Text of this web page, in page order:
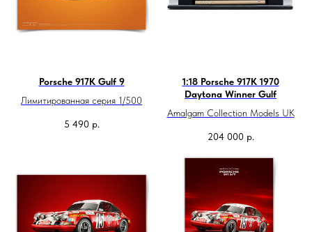
Porsche 917K Gulf 9
Лимитированная серия 1/500
5 490 р.
1:18 Porsche 917K 1970
Daytona Winner Gulf
Amalgam Collection Models UK
204 000 р.